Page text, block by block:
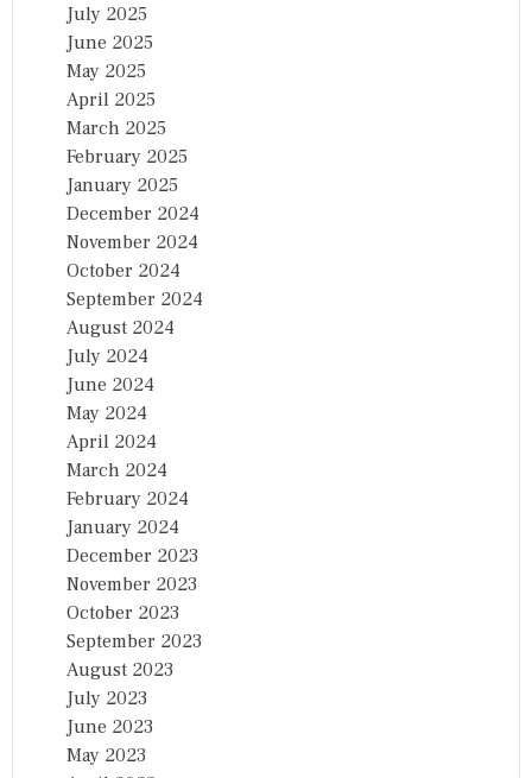
July 2025
June 2025
May 2025
April 2025
March 2025
February 2025
January 2025
December 2024
November 2024
October 2024
September 2024
August 2024
July 2024
June 2024
May 2024
April 2024
March 2024
February 2024
January 2024
December 2023
November 2023
October 2023
September 2023
August 2023
July 2023
June 2023
May 2023